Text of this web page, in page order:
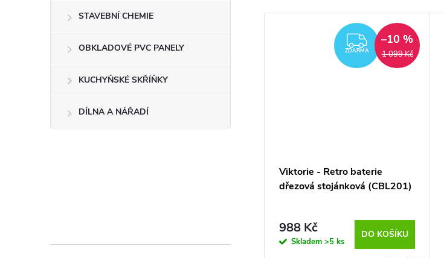
STAVEBNÍ CHEMIE
OBKLADOVÉ PVC PANELY
KUCHYŇSKÉ SKŘÍŇKY
DÍLNA A NÁŘADÍ
8 688 Kč
ZDARMA
ZDARMA 1 099 Kč
–10 %
Viktorie - Retro baterie
dřezová stojánková (CBL201)
988 Kč
Skladem >5 ks
DO KOŠÍKU